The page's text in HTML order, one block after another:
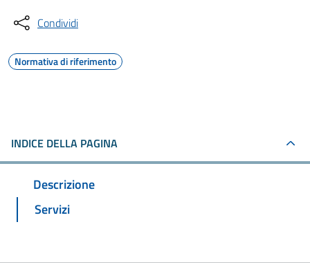
Condividi
Normativa di riferimento
INDICE DELLA PAGINA
Descrizione
Servizi